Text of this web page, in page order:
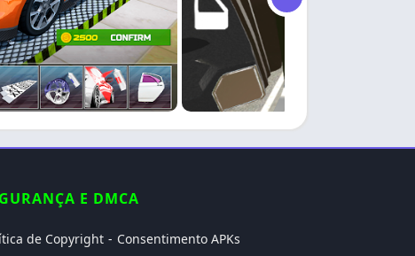
E DMCA
de Copyright Consentimento APKs